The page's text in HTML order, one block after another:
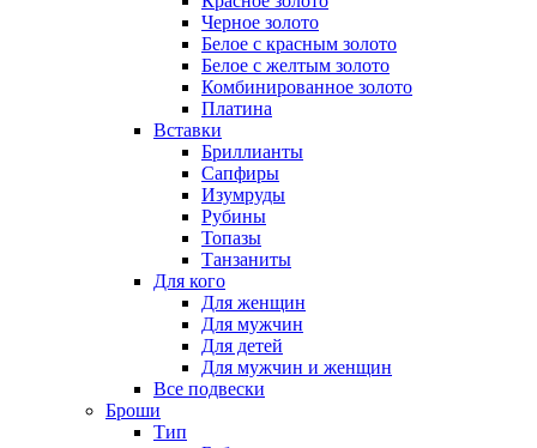
Черное золото
Белое с красным золото
Белое с желтым золото
Комбинированное золото
Платина
Вставки
Бриллианты
Сапфиры
Изумруды
Рубины
Топазы
Танзаниты
Для кого
Для женщин
Для мужчин
Для детей
Для мужчин и женщин
Все подвески
Броши
Тип